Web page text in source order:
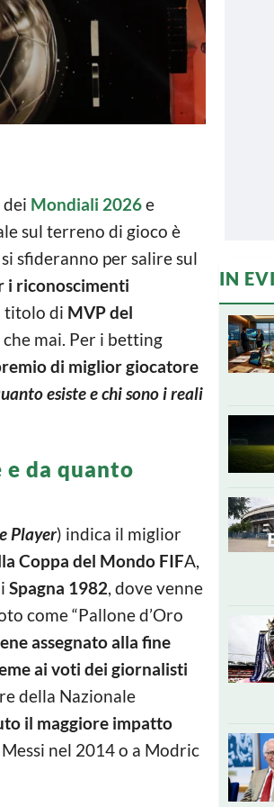
dei Mondiali 2026e
sul terreno di gioco è
sfideranno per salire sul
i riconoscimenti
titolo di MVP del
mai. Per i betting
di miglior giocatore
esiste e chi sono i reali
da quanto
Player) indica il miglior
Coppa del Mondo FIFA,
Spagna 1982, dove venne
come “Pallone d’Oro
assegnato alla fine
ai voti dei giornalisti
della Nazionale
il maggiore impatto
nel 2014 o a Modric
IN